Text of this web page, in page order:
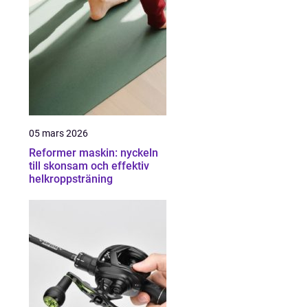
05 mars 2026
Reformer maskin: nyckeln
till skonsam och effektiv
helkroppsträning